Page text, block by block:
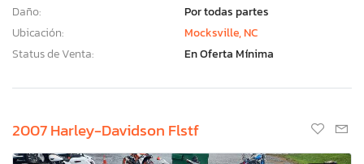
Daño:
Por todas partes
Ubicación:
Mocksville, NC
Status de Venta:
En Oferta Mínima
2007 Harley-Davidson Flstf